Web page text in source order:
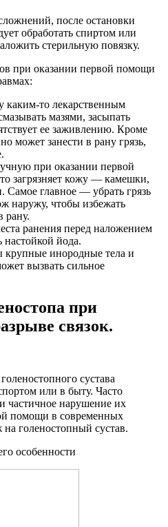
после остановки
обработать спиртом или
стерильную повязку.
при оказании первой помощи
каким-то лекарственным
мазями, засыпать
ее заживлению. Кроме
может занести в рану грязь,
при оказании первой
загрязняет кожу — камешки,
Самое главное — убрать грязь
наружу, чтобы избежать
рану.
ранения перед наложением
настойкой йода.
крупные инородные тела и
вызвать сильное
при
связок.
сустава
или в быту. Часто
частичное нарушение их
помощи в современных
голеностопный сустав.
особенности